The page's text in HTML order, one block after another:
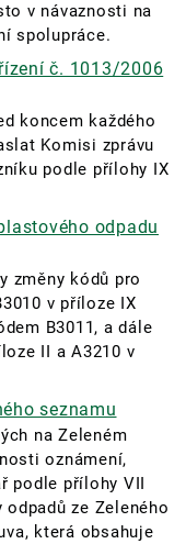
v návaznosti na
spolupráce.
č. 1013/2006
koncem každého
Komisi zprávu
podle přílohy IX
odpadu
změny kódů pro
v příloze IX
B3011, a dále
II a A3210 v
seznamu
na Zeleném
oznámení,
podle přílohy VII
ze Zeleného
která obsahuje